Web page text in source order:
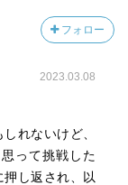
フォロー
2023.03.08
れないけど、
って挑戦した
し返され、以